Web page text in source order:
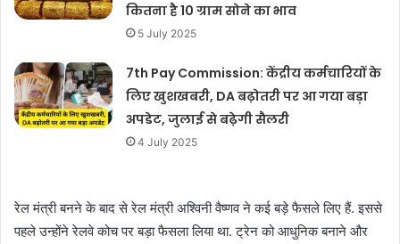
कितना है 10 ग्राम सोने का भाव
5 July 2025
7th Pay Commission: केंद्रीय कर्मचारियों के
लिए खुशखबरी, DA बढ़ोतरी पर आ गया बड़ा
अपडेट, जुलाई से बढ़ेगी सैलरी
4 July 2025
रेल मंत्री बनने के बाद से रेल मंत्री अश्विनी वैष्णव ने कई बड़े फैसले लिए हैं. इससे
पहले उन्होंने रेलवे कोच पर बड़ा फैसला लिया था. ट्रेन को आधुनिक बनाने और